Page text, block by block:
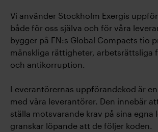
Vi använder Stockholm Exergis
både för oss själva och för våra
bygger på FN:s Global Compacts tio
mänskliga rättigheter, arbetsrättsliga
och antikorruption.
Leverantörernas uppförandekod är
med våra leverantörer. Den innebär
ställa motsvarande krav på sina egna
granskar löpande att de följer koden.